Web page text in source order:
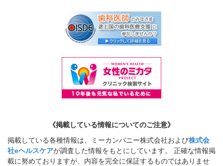
《掲載している情報についてのご注意》
掲載している各種情報は、ミーカンパニー株式会社および株式会
社eヘルスケアが調査した情報をもとにしています。 正確な情報掲
載に努めておりますが、内容を完全に保証するものではありませ